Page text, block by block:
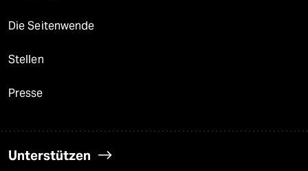
Die Seitenwende
Stellen
Presse
Unterstützen